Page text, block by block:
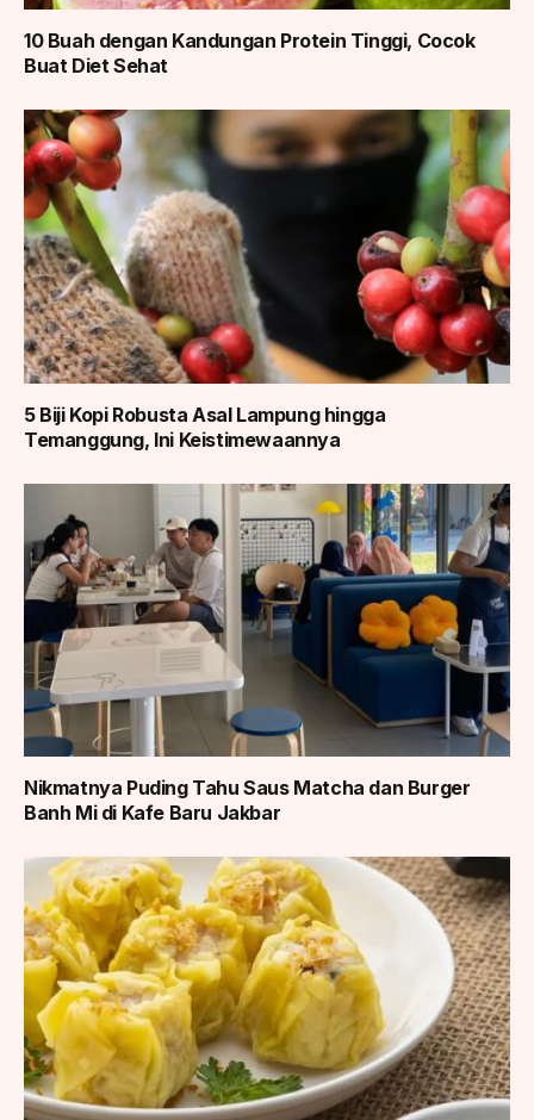
10 Buah dengan Kandungan Protein Tinggi, Cocok
Buat Diet Sehat
5 Biji Kopi Robusta Asal Lampung hingga
Temanggung, Ini Keistimewaannya
Nikmatnya Puding Tahu Saus Matcha dan Burger
Banh Mi di Kafe Baru Jakbar